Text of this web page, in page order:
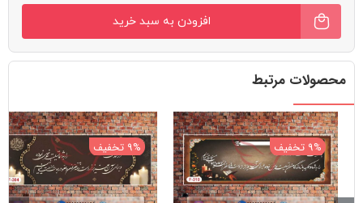
تسلیت
کد
افزودن به سبد خرید
محصولات مرتبط
9% تخفیف 9% تخفیف